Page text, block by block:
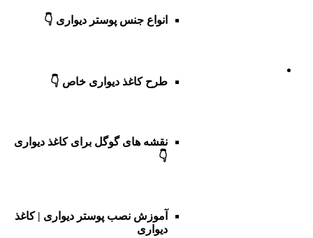
انواع جنس پوستر دیواری 👇
طرح کاغذ دیواری خاص 👇
نقشه های گوگل برای کاغذ دیواری
👇
آموزش نصب پوستر دیواری | کاغذ
دیواری